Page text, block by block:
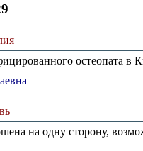
остеопата в
на одну сторону,